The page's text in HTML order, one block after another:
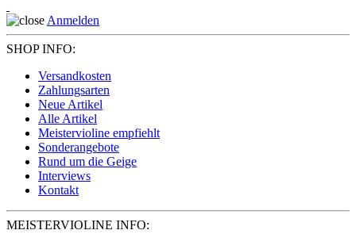
Anmelden
SHOP INFO:
Versandkosten
Zahlungsarten
Neue Artikel
Alle Artikel
Meistervioline empfiehlt
Sonderangebote
Rund um die Geige
Interviews
Kontakt
MEISTERVIOLINE INFO: